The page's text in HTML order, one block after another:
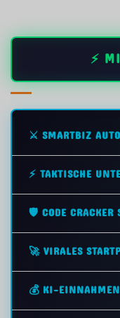
⚡
⚔️ SMARTBIZ
⚡ TAKTISCHE
🛡️ CODE CRACKER
🚀 VIRALES
💰 KI-